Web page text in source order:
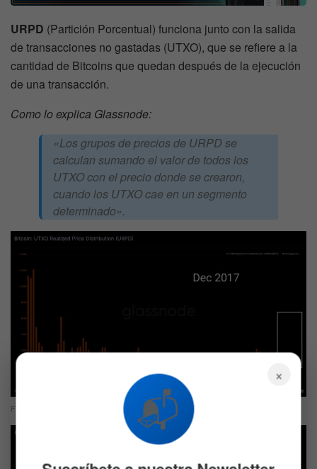
URPD (Partición Porcentual) funciona junto con la salida
de transacciones no gastadas (UTXO), que se refiere a la
cantidad de Bitcoins que quedan después de la ejecución
de una transacción.
Como lo explica Glassnode:
«Los grupos de precios de URPD se
calculan sumando el valor de todos los
UTXO con el precio donde se crearon,
cuando los UTXO cae en un segmento
determinado».
Fuente: Glassnode
×
📬